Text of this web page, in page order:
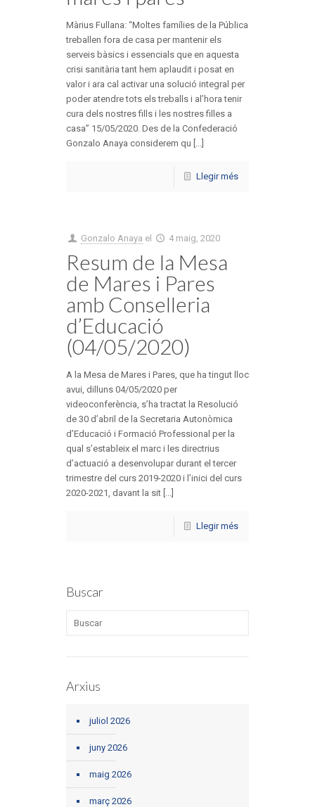
Màrius Fullana: “Moltes famílies de la Pública
treballen fora de casa per mantenir els
serveis bàsics i essencials que en aquesta
crisi sanitària tant hem aplaudit i posat en
valor i ara cal activar una solució integral per
poder atendre tots els treballs i al’hora tenir
cura dels nostres fills i les nostres filles a
casa” 15/05/2020. Des de la Confederació
Gonzalo Anaya considerem qu [...]
Llegir més
Gonzalo Anaya el 4 maig, 2020
Resum de la Mesa
de Mares i Pares
amb Conselleria
d’Educació
(04/05/2020)
A la Mesa de Mares i Pares, que ha tingut lloc
avui, dilluns 04/05/2020 per
videoconferència, s’ha tractat la Resolució
de 30 d’abril de la Secretaria Autonòmica
d’Educació i Formació Professional per la
qual s’estableix el marc i les directrius
d’actuació a desenvolupar durant el tercer
trimestre del curs 2019-2020 i l’inici del curs
2020-2021, davant la sit [...]
Llegir més
Buscar
Arxius
juliol 2026
juny 2026
maig 2026
març 2026